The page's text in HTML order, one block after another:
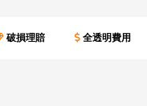
破損理賠 全透明費用